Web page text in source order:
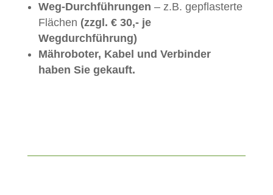
Weg-Durchführungen – z.B. gepflasterte
Flächen (zzgl. € 30,- je
Wegdurchführung)
Mähroboter, Kabel und Verbinder
haben Sie gekauft.